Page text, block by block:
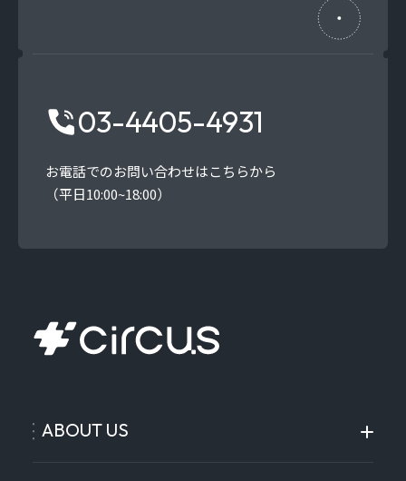
03-4405-4931
お電話でのお問い合わせはこちらから
（平日10:00~18:00）
ABOUT US